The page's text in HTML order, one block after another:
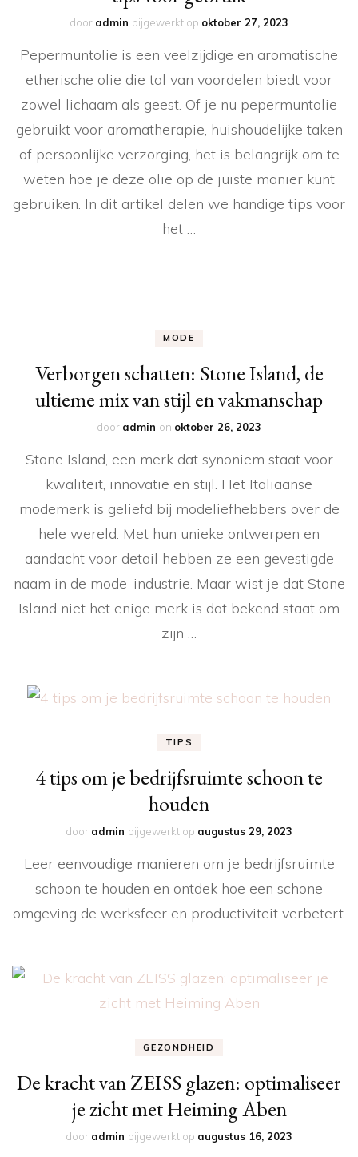
door admin bijgewerkt op oktober 27, 2023
Pepermuntolie is een veelzijdige en aromatische
etherische olie die tal van voordelen biedt voor
zowel lichaam als geest. Of je nu pepermuntolie
gebruikt voor aromatherapie, huishoudelijke taken
of persoonlijke verzorging, het is belangrijk om te
weten hoe je deze olie op de juiste manier kunt
gebruiken. In dit artikel delen we handige tips voor
het …
MODE
Verborgen schatten: Stone Island, de
ultieme mix van stijl en vakmanschap
door admin on oktober 26, 2023
Stone Island, een merk dat synoniem staat voor
kwaliteit, innovatie en stijl. Het Italiaanse
modemerk is geliefd bij modeliefhebbers over de
hele wereld. Met hun unieke ontwerpen en
aandacht voor detail hebben ze een gevestigde
naam in de mode-industrie. Maar wist je dat Stone
Island niet het enige merk is dat bekend staat om
zijn …
TIPS
4 tips om je bedrijfsruimte schoon te
houden
door admin bijgewerkt op augustus 29, 2023
Leer eenvoudige manieren om je bedrijfsruimte
schoon te houden en ontdek hoe een schone
omgeving de werksfeer en productiviteit verbetert.
GEZONDHEID
De kracht van ZEISS glazen: optimaliseer
je zicht met Heiming Aben
door admin bijgewerkt op augustus 16, 2023